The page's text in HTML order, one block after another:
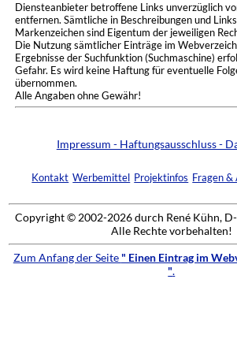
Diensteanbieter betroffene Links unverzüglich
entfernen. Sämtliche in Beschreibungen und
Markenzeichen sind Eigentum der jeweiligen
Die Nutzung sämtlicher Einträge im
Ergebnisse der Suchfunktion (Suchmaschine)
Gefahr. Es wird keine Haftung für eventuelle
übernommen.
Alle Angaben ohne Gewähr!
Impressum - Haftungsausschluss -
Kontakt Werbemittel Projektinfos Fragen &
Copyright © 2002-2026 durch René Kühn,
Alle Rechte vorbehalten!
Zum Anfang der Seite " Einen Eintrag im
".